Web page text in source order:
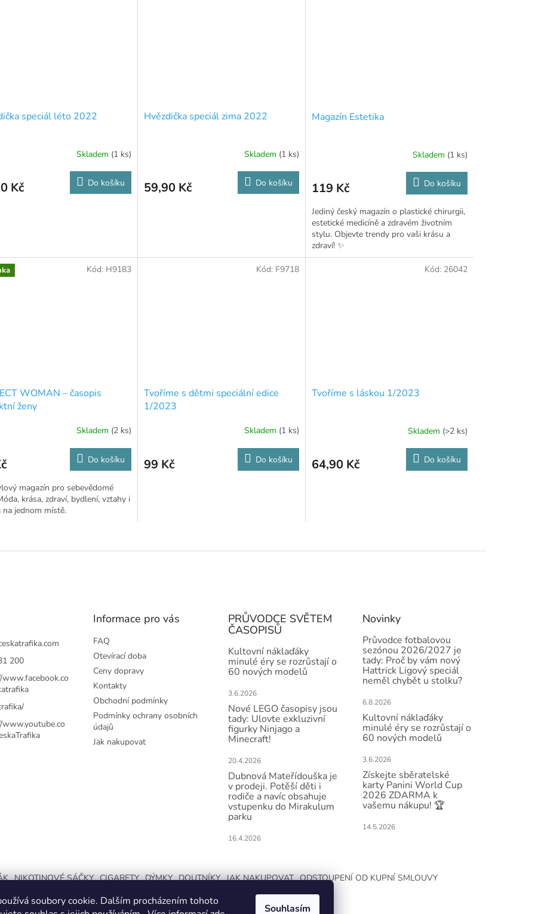
soubory cookie. Dalším procházením tohoto
Souhlasím
speciál léto 2022
Skladem (1 ks)
Kč Do košíku
Hvězdička speciál zima 2022
Skladem (1 ks)
59,90 Kč Do košíku
Magazín Estetika
Skladem (1 ks)
119 Kč Do košíku
Jediný český magazín o plastické chirurgii,
estetické medicíně a zdravém životním
stylu. Objevte trendy pro vaši krásu a
zdraví! ✨
WOMAN – časopis
ženy
Skladem (2 ks)
Do košíku
magazín pro sebevědomé
krása, zdraví, bydlení, vztahy i
na jednom místě.
Kód: H9183
Tvoříme s dětmi speciální edice
1/2023
Skladem (1 ks)
99 Kč Do košíku
Kód: F9718
Tvoříme s láskou 1/2023
Skladem (>2 ks)
64,90 Kč Do košíku
Kód: 26042
v
200
Informace pro vás
FAQ
Otevírací doba
Ceny dopravy
Kontakty
Obchodní podmínky
Podmínky ochrany osobních
údajů
Jak nakupovat
PRŮVODCE SVĚTEM
ČASOPISŮ
Kultovní náklaďáky
minulé éry se rozrůstají o
60 nových modelů
3.6.2026
Nové LEGO časopisy jsou
tady: Ulovte exkluzivní
figurky Ninjago a
Minecraft!
20.4.2026
Dubnová Mateřídouška je
v prodeji. Potěší děti i
rodiče a navíc obsahuje
vstupenku do Mirakulum
parku
16.4.2026
Novinky
Průvodce fotbalovou
sezónou 2026/2027 je
tady: Proč by vám nový
Hattrick Ligový speciál
neměl chybět u stolku?
6.8.2026
Kultovní náklaďáky
minulé éry se rozrůstají o
60 nových modelů
3.6.2026
Získejte sběratelské
karty Panini World Cup
2026 ZDARMA k
vašemu nákupu! 🏆
14.5.2026
NIKOTINOVÉ SÁČKY CIGARETY DÝMKY DOUTNÍKY JAK NAKUPOVAT ODSTOUPENÍ OD KUPNÍ SMLOUVY